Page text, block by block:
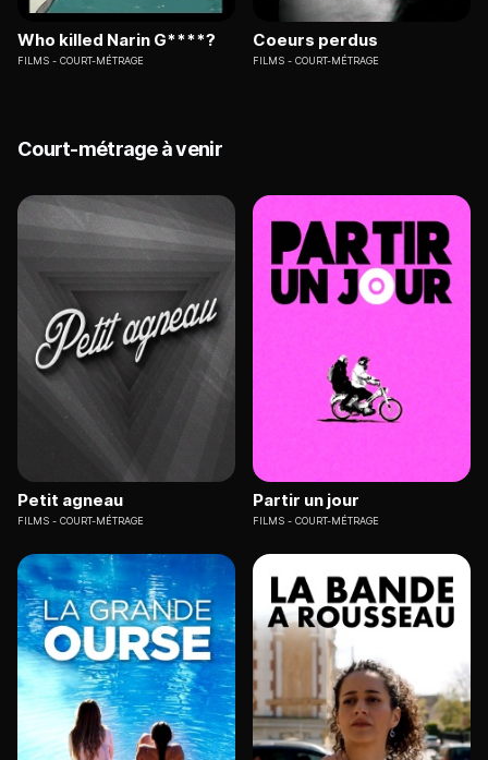
Who killed Narin G****?
FILMS COURT-MÉTRAGE
Coeurs perdus
FILMS COURT-MÉTRAGE
Court-métrage à venir
Petit agneau
FILMS COURT-MÉTRAGE
Partir un jour
FILMS COURT-MÉTRAGE